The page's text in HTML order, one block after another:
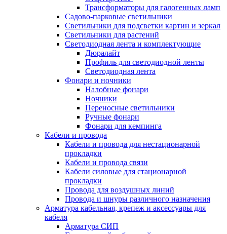
Трансформаторы для галогенных ламп
Садово-парковые светильники
Светильники для подсветки картин и зеркал
Светильники для растений
Светодиодная лента и комплектующие
Дюралайт
Профиль для светодиодной ленты
Светодиодная лента
Фонари и ночники
Налобные фонари
Ночники
Переносные светильники
Ручные фонари
Фонари для кемпинга
Кабели и провода
Кабели и провода для нестационарной
прокладки
Кабели и провода связи
Кабели силовые для стационарной
прокладки
Провода для воздушных линий
Провода и шнуры различного назначения
Арматура кабельная, крепеж и аксессуары для
кабеля
Арматура СИП